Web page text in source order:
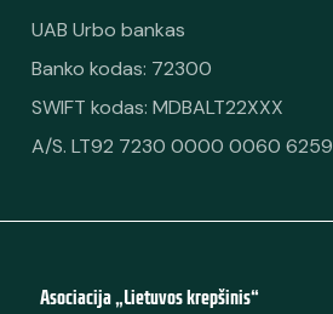
UAB Urbo bankas
Banko kodas: 72300
SWIFT kodas: MDBALT22XXX
A/S. LT92 7230 0000 0060 6259
Asociacija „Lietuvos krepšinis“